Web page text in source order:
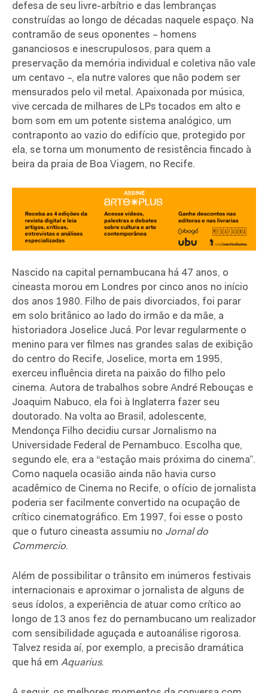
defesa de seu livre-arbítrio e das lembranças
construídas ao longo de décadas naquele espaço. Na
contramão de seus oponentes – homens
gananciosos e inescrupulosos, para quem a
preservação da memória individual e coletiva não vale
um centavo –, ela nutre valores que não podem ser
mensurados pelo vil metal. Apaixonada por música,
vive cercada de milhares de LPs tocados em alto e
bom som em um potente sistema analógico, um
contraponto ao vazio do edifício que, protegido por
ela, se torna um monumento de resistência fincado à
beira da praia de Boa Viagem, no Recife.
Nascido na capital pernambucana há 47 anos, o
cineasta morou em Londres por cinco anos no início
dos anos 1980. Filho de pais divorciados, foi parar
em solo britânico ao lado do irmão e da mãe, a
historiadora Joselice Jucá. Por levar regularmente o
menino para ver filmes nas grandes salas de exibição
do centro do Recife, Joselice, morta em 1995,
exerceu influência direta na paixão do filho pelo
cinema. Autora de trabalhos sobre André Rebouças e
Joaquim Nabuco, ela foi à Inglaterra fazer seu
doutorado. Na volta ao Brasil, adolescente,
Mendonça Filho decidiu cursar Jornalismo na
Universidade Federal de Pernambuco. Escolha que,
segundo ele, era a “estação mais próxima do cinema”.
Como naquela ocasião ainda não havia curso
acadêmico de Cinema no Recife, o ofício de jornalista
poderia ser facilmente convertido na ocupação de
crítico cinematográfico. Em 1997, foi esse o posto
que o futuro cineasta assumiu no Jornal do
Commercio.
Além de possibilitar o trânsito em inúmeros festivais
internacionais e aproximar o jornalista de alguns de
seus ídolos, a experiência de atuar como crítico ao
longo de 13 anos fez do pernambucano um realizador
com sensibilidade aguçada e autoanálise rigorosa.
Talvez resida aí, por exemplo, a precisão dramática
que há em Aquarius.